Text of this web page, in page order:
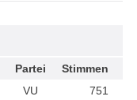
Partei
Stimmen
VU 751